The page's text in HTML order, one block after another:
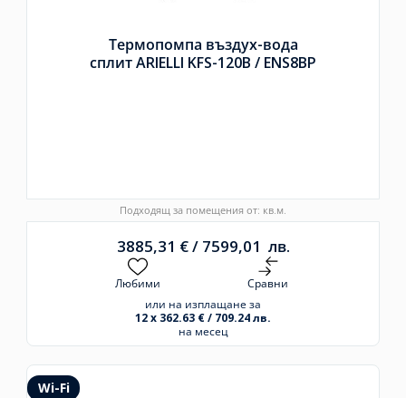
Термопомпа въздух-вода
сплит ARIELLI KFS-120B / ENS8BP
Подходящ за помещения от: кв.м.
3885,31 €/ 7599,01 лв.
Любими
Сравни
или на изплащане за
12 x 362.63 € / 709.24 лв.
на месец
Wi-Fi